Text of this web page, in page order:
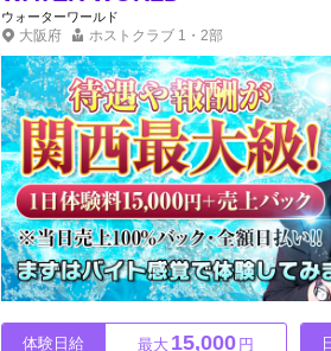
ウォーターワールド
大阪府 ホストクラブ 1・2部
体験日給 最大 15,000 円